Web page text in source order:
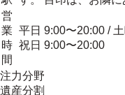
営
業
時
間
平日 9:00〜20:00 /
祝日 9:00〜20:00
注力分野
遺産分割